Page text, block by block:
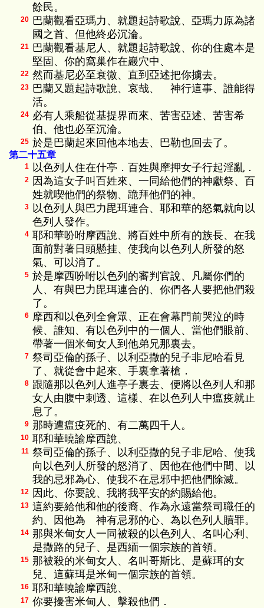
餘民。
20
巴蘭觀看亞瑪力、就題起詩歌說、亞瑪力原為諸
國之首、但他終必沉淪。
21
巴蘭觀看基尼人、就題起詩歌說、你的住處本是
堅固、你的窩巢作在巖穴中、
22 然而基尼必至衰微、直到亞述把你擄去。
23
巴蘭又題起詩歌說、哀哉、 神行這事、誰能得
活。
24 必有人乘船從基提界而來、苦害亞述、苦害希
伯、他也必至沉淪。
25 於是巴蘭起來回他本地去、巴勒也回去了。
第二十五章
1 以色列人住在什亭．百姓與摩押女子行起淫亂．
2
因為這女子叫百姓來、一同給他們的神獻祭、百
姓就喫他們的祭物、跪拜他們的神。
3 以色列人與巴力毘珥連合、耶和華的怒氣就向以
色列人發作。
4 耶和華吩咐摩西說、將百姓中所有的族長、在我
面前對著日頭懸挂、使我向以色列人所發的怒
氣、可以消了。
5 於是摩西吩咐以色列的審判官說、凡屬你們的
人、有與巴力毘珥連合的、你們各人要把他們殺
了。
6 摩西和以色列全會眾、正在會幕門前哭泣的時
候、誰知、有以色列中的一個人、當他們眼前、
帶著一個米甸女人到他弟兄那裏去。
7 祭司亞倫的孫子、以利亞撒的兒子非尼哈看見
了、就從會中起來、手裏拿著槍．
8 跟隨那以色列人進亭子裏去、便將以色列人和那
女人由腹中刺透、這樣、在以色列人中瘟疫就止
息了。
9 那時遭瘟疫死的、有二萬四千人。
10 耶和華曉諭摩西說、
11 祭司亞倫的孫子、以利亞撒的兒子非尼哈、使我
向以色列人所發的怒消了、因他在他們中間、以
我的忌邪為心、使我不在忌邪中把他們除滅。
12 因此、你要說、我將我平安的約賜給他。
13 這約要給他和他的後裔、作為永遠當祭司職任的
約、因他為 神有忌邪的心、為以色列人贖罪。
14 那與米甸女人一同被殺的以色列人、名叫心利、
是撒路的兒子、是西緬一個宗族的首領。
15 那被殺的米甸女人、名叫哥斯比、是蘇珥的女
兒、這蘇珥是米甸一個宗族的首領。
16 耶和華曉諭摩西說、
17 你要擾害米甸人、擊殺他們．